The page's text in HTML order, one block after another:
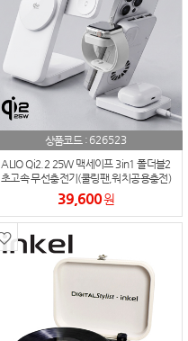
상품코드 : 626523
ALIO Qi2.2 25W 맥세이프 3in1 폴더블2
초고속 무선충전기(쿨링팬,워치공용충전)
39,600원